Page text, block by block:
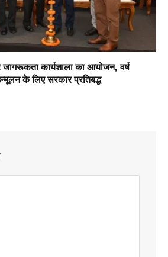
जागरूकता कार्यशाला का आयोजन, वर्ष
के लिए सरकार प्रतिबद्ध